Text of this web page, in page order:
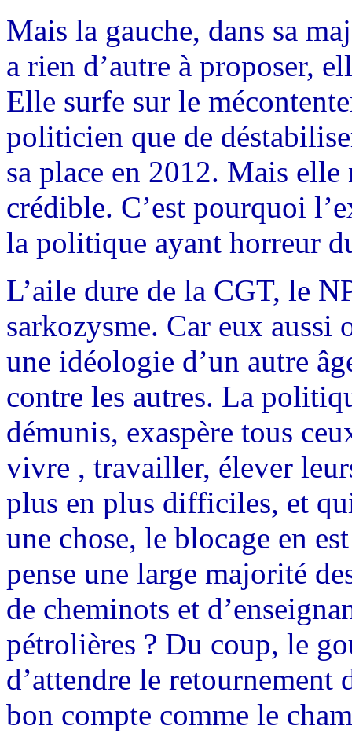
Mais la gauche, dans sa
a rien d’autre à proposer,
Elle surfe sur le
politicien que de
sa place en 2012. Mais
crédible. C’est pourquoi
la politique ayant horreur
L’aile dure de la CGT, le
sarkozysme. Car eux
une idéologie d’un autre
contre les autres. La
démunis, exaspère tous
vivre , travailler, élever
plus en plus difficiles, et
une chose, le blocage en
pense une large majorité
de cheminots et
pétrolières ? Du coup, le
d’attendre le
bon compte comme le